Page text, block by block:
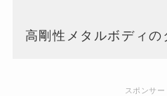
高剛性メタルボディの
スポンサー